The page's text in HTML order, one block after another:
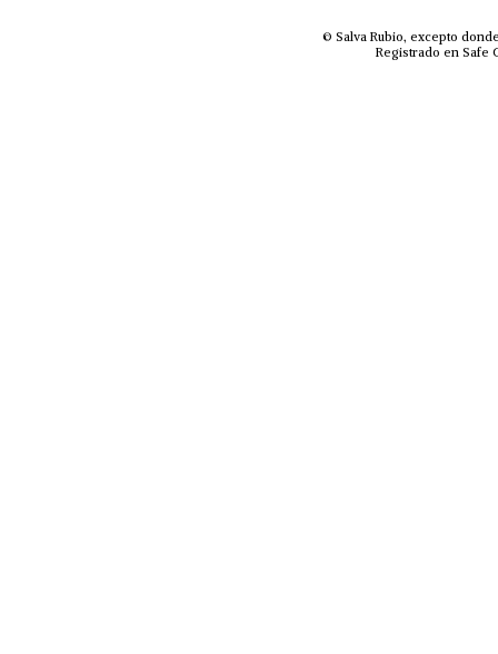
© Salva Rubio, excepto
Registrado en Safe